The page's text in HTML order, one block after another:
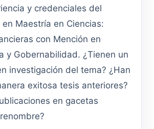
y credenciales del
Maestría en Ciencias:
con Mención en
y Gobernabilidad. ¿Tienen un
investigación del tema? ¿Han
exitosa tesis anteriores?
en gacetas